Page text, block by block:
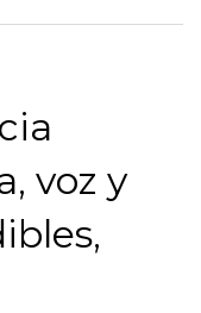
voz y